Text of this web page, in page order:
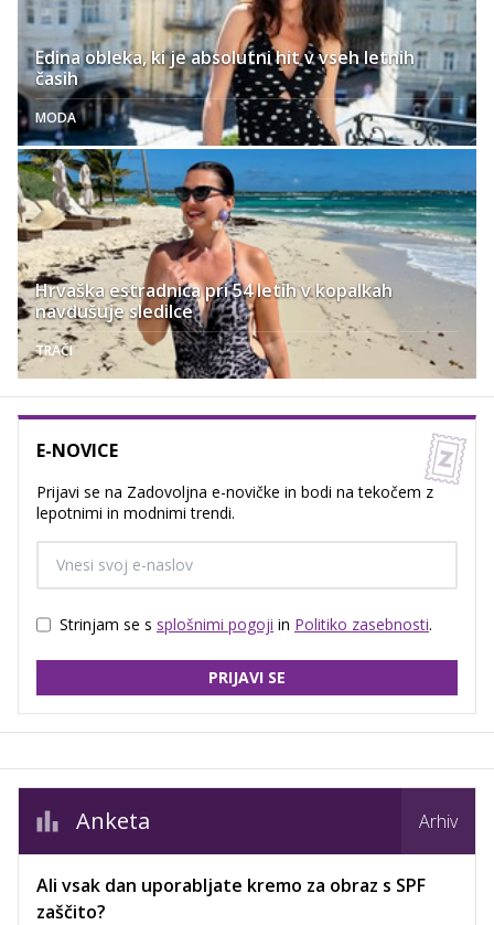
Edina obleka, ki je absolutni hit v vseh letnih
časih
MODA
Hrvaška estradnica pri 54 letih v kopalkah
navdušuje sledilce
TRAČI
E-NOVICE
Prijavi se na Zadovoljna e-novičke in bodi na tekočem z
lepotnimi in modnimi trendi.
Strinjam se s splošnimi pogoji in Politiko zasebnosti.
PRIJAVI SE
Anketa Arhiv
Ali vsak dan uporabljate kremo za obraz s SPF
zaščito?